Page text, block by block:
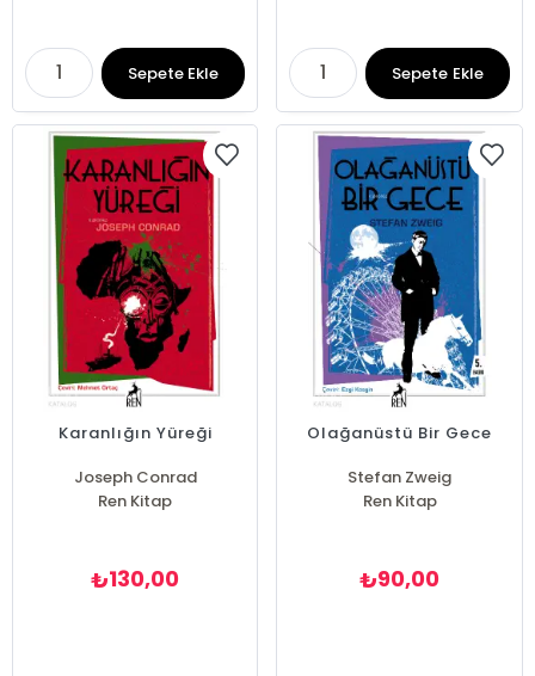
Sepete Ekle Sepete Ekle
Karanlığın Yüreği
Joseph Conrad
Ren Kitap
₺130,00
Olağanüstü Bir Gece
Stefan Zweig
Ren Kitap
₺90,00